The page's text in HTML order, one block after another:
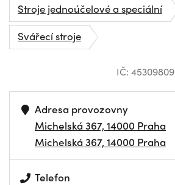
Stroje jednoúčelové a speciální
Svářecí stroje
IČ: 45309809
Adresa provozovny
Michelská 367, 14000 Praha
Michelská 367, 14000 Praha
Telefon